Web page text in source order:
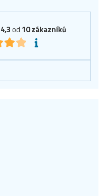
4,3od 10zákazníků